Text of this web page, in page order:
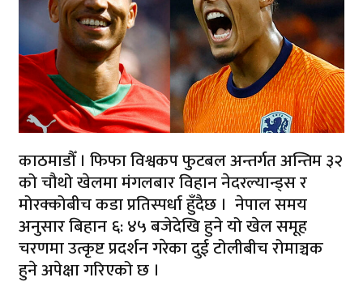
काठमाडौँ । फिफा विश्वकप फुटबल अन्तर्गत अन्तिम ३२
को चौथो खेलमा मंगलबार विहान नेदरल्यान्ड्स र
मोरक्कोबीच कडा प्रतिस्पर्धा हुँदैछ । नेपाल समय
अनुसार बिहान ६: ४५ बजेदेखि हुने यो खेल समूह
चरणमा उत्कृष्ट प्रदर्शन गरेका दुई टोलीबीच रोमाञ्चक
हुने अपेक्षा गरिएको छ ।